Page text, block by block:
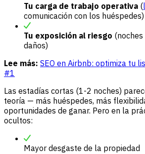
Tu carga de trabajo operativa (
comunicación con los huéspedes)
Tu exposición al riesgo
daños)
Lee más: SEO en Airbnb: optimiza tu
#1
Las estadías cortas (1-2 noches)
teoría — más huéspedes, más
oportunidades de ganar. Pero en la
ocultos:
Mayor desgaste de la propiedad